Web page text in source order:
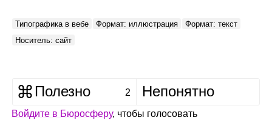
Типографика в вебе Формат: иллюстрация
Формат: текст
Носитель: сайт
Полезно 2 Непонятно
Войдите в Бюросферу, чтобы голосовать